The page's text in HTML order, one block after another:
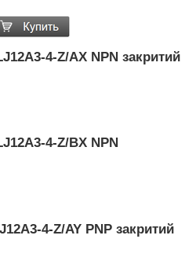
4-Z/AX NPN закритий
4-Z/BX NPN
4-Z/AY PNP закритий